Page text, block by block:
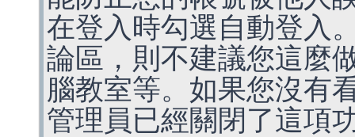
在登入時勾選自動登入
論區，則不建議您這麼
腦教室等。如果您沒有
管理員已經關閉了這項